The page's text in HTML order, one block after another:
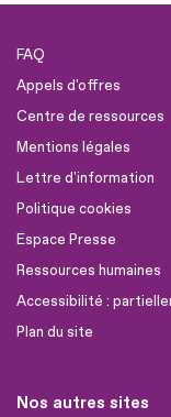
FAQ
Appels d'offres
Centre de ressources
Mentions légales
Lettre d'information
Politique cookies
Espace Presse
Ressources humaines
Accessibilité :
Plan du site
Nos autres sites